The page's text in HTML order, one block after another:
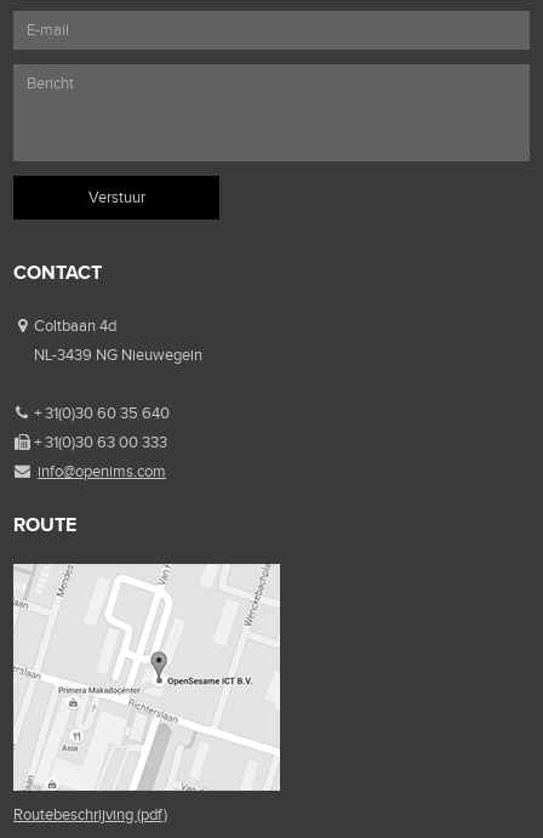
CONTACT
Coltbaan 4d
NL-3439 NG Nieuwegein
+ 31(0)30 60 35 640
+ 31(0)30 63 00 333
info@openims.com
ROUTE
Routebeschrijving (pdf)